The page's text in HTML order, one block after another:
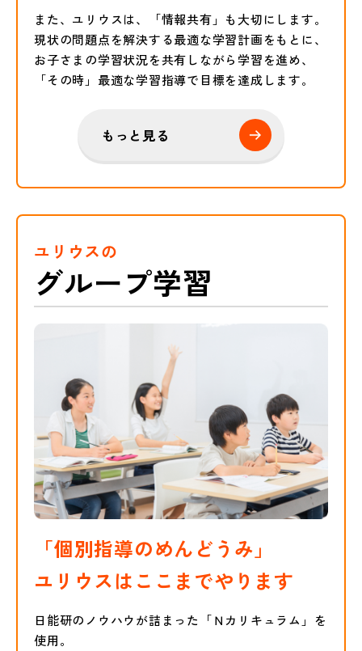
また、ユリウスは、「情報共有」も大切にします。
現状の問題点を解決する最適な学習計画をもとに、
お子さまの学習状況を共有しながら学習を進め、
「その時」最適な学習指導で目標を達成します。
もっと見る
ユリウスの
グループ学習
「個別指導のめんどうみ」
ユリウスはここまでやります
日能研のノウハウが詰まった「Ｎカリキュラム」を
使用。